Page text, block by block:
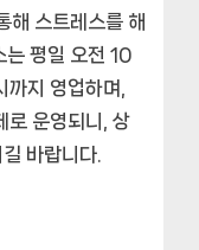
해 스트레스를 해
는 평일 오전 10
지 영업하며,
로 운영되니, 상
바랍니다.